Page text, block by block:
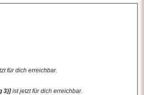
für dich erreichbar.
3)]ist jetzt für dich erreichbar.